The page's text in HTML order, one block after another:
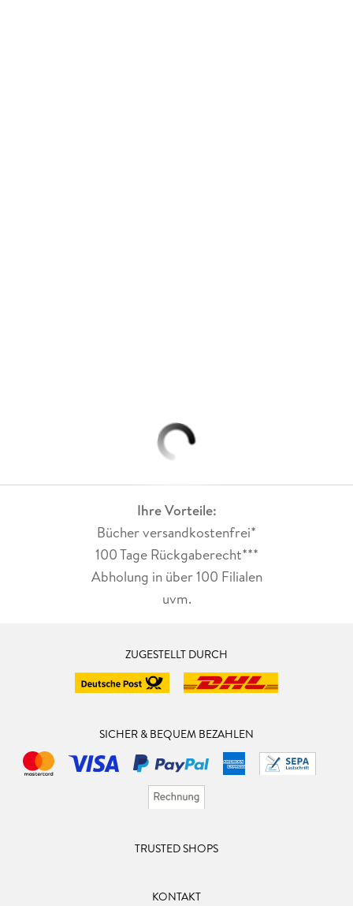
Ihre Vorteile:
Bücher versandkostenfrei*
100 Tage Rückgaberecht***
Abholung in über 100 Filialen
uvm.
ZUGESTELLT DURCH
SICHER & BEQUEM BEZAHLEN
TRUSTED SHOPS
KONTAKT